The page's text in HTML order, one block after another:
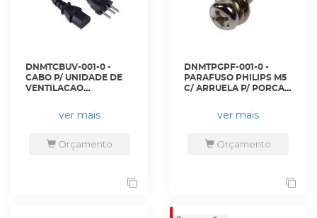
DNMTCBUV-001-0 -
CABO P/ UNIDADE DE
VENTILACAO
PRETO - DN-CA2M - D-
ver mais
Orçamento
DNMTPGPF-001-0 -
PARAFUSO PHILIPS M5
C/ ARRUELA P/ PORCA
UNIDADES) - PF-M5x16.
ver mais
Orçamento